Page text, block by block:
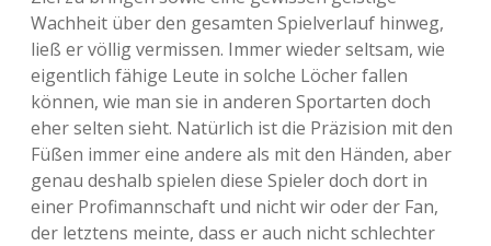
Wachheit über den gesamten Spielverlauf hinweg,
ließ er völlig vermissen. Immer wieder seltsam, wie
eigentlich fähige Leute in solche Löcher fallen
können, wie man sie in anderen Sportarten doch
eher selten sieht. Natürlich ist die Präzision mit den
Füßen immer eine andere als mit den Händen, aber
genau deshalb spielen diese Spieler doch dort in
einer Profimannschaft und nicht wir oder der Fan,
der letztens meinte, dass er auch nicht schlechter